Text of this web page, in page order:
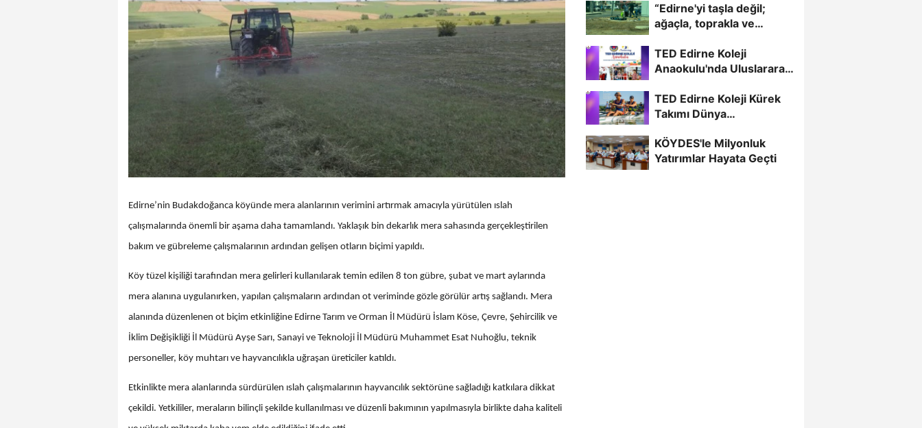
Edirne’nin Budakdoğanca köyünde mera alanlarının verimini artırmak amacıyla yürütülen ıslah
çalışmalarında önemli bir aşama daha tamamlandı. Yaklaşık bin dekarlık mera sahasında gerçekleştirilen
bakım ve gübreleme çalışmalarının ardından gelişen otların biçimi yapıldı.
Köy tüzel kişiliği tarafından mera gelirleri kullanılarak temin edilen 8 ton gübre, şubat ve mart aylarında
mera alanına uygulanırken, yapılan çalışmaların ardından ot veriminde gözle görülür artış sağlandı. Mera
alanında düzenlenen ot biçim etkinliğine Edirne Tarım ve Orman İl Müdürü İslam Köse, Çevre, Şehircilik ve
İklim Değişikliği İl Müdürü Ayşe Sarı, Sanayi ve Teknoloji İl Müdürü Muhammet Esat Nuhoğlu, teknik
personeller, köy muhtarı ve hayvancılıkla uğraşan üreticiler katıldı.
Etkinlikte mera alanlarında sürdürülen ıslah çalışmalarının hayvancılık sektörüne sağladığı katkılara dikkat
çekildi. Yetkililer, meraların bilinçli şekilde kullanılması ve düzenli bakımının yapılmasıyla birlikte daha kaliteli
“Edirne'yi taşla değil;
ağaçla, toprakla ve
TED Edirne Koleji
Anaokulu'nda Uluslararası
TED Edirne Koleji Kürek
Takımı Dünya
Türkiye'yi...
KÖYDES'le Milyonluk
Yatırımlar Hayata Geçti